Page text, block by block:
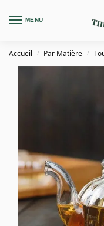
MENU
Accueil / Par Matière /